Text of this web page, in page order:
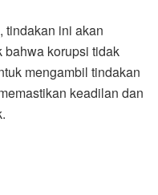
tindakan ini akan
bahwa korupsi tidak
mengambil tindakan
keadilan dan